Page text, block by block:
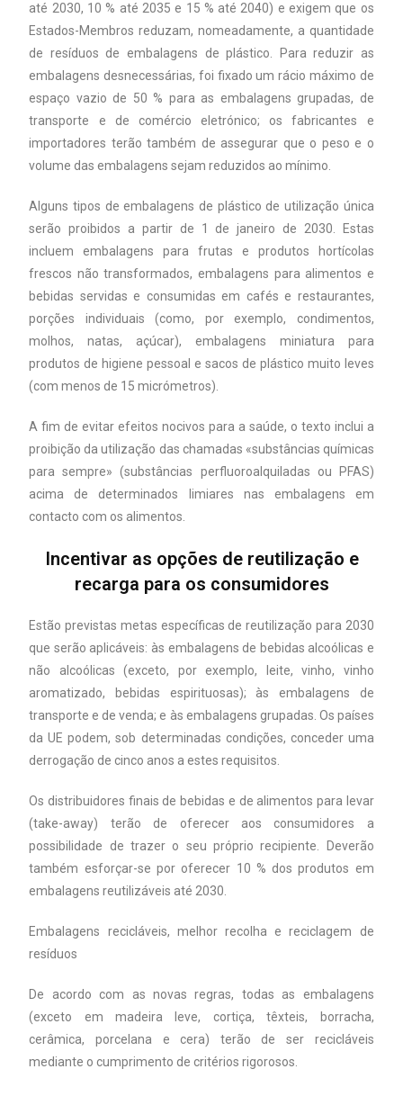
até 2030, 10 % até 2035 e 15 % até 2040) e exigem que os
Estados-Membros reduzam, nomeadamente, a quantidade
de resíduos de embalagens de plástico. Para reduzir as
embalagens desnecessárias, foi fixado um rácio máximo de
espaço vazio de 50 % para as embalagens grupadas, de
transporte e de comércio eletrónico; os fabricantes e
importadores terão também de assegurar que o peso e o
volume das embalagens sejam reduzidos ao mínimo.
Alguns tipos de embalagens de plástico de utilização única
serão proibidos a partir de 1 de janeiro de 2030. Estas
incluem embalagens para frutas e produtos hortícolas
frescos não transformados, embalagens para alimentos e
bebidas servidas e consumidas em cafés e restaurantes,
porções individuais (como, por exemplo, condimentos,
molhos, natas, açúcar), embalagens miniatura para
produtos de higiene pessoal e sacos de plástico muito leves
(com menos de 15 micrómetros).
A fim de evitar efeitos nocivos para a saúde, o texto inclui a
proibição da utilização das chamadas «substâncias químicas
para sempre» (substâncias perfluoroalquiladas ou PFAS)
acima de determinados limiares nas embalagens em
contacto com os alimentos.
Incentivar as opções de reutilização e
recarga para os consumidores
Estão previstas metas específicas de reutilização para 2030
que serão aplicáveis: às embalagens de bebidas alcoólicas e
não alcoólicas (exceto, por exemplo, leite, vinho, vinho
aromatizado, bebidas espirituosas); às embalagens de
transporte e de venda; e às embalagens grupadas. Os países
da UE podem, sob determinadas condições, conceder uma
derrogação de cinco anos a estes requisitos.
Os distribuidores finais de bebidas e de alimentos para levar
(take-away) terão de oferecer aos consumidores a
possibilidade de trazer o seu próprio recipiente. Deverão
também esforçar-se por oferecer 10 % dos produtos em
embalagens reutilizáveis até 2030.
Embalagens recicláveis, melhor recolha e reciclagem de
resíduos
De acordo com as novas regras, todas as embalagens
(exceto em madeira leve, cortiça, têxteis, borracha,
cerâmica, porcelana e cera) terão de ser recicláveis
mediante o cumprimento de critérios rigorosos.